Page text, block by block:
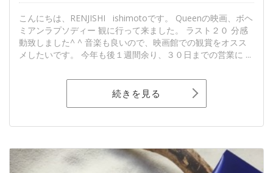
こんにちは、RENJISHI ishimotoです。 Queenの映画、ボヘ
ミアンラプソディー 観に行って来ました。 ラスト２０ 分感
動致しました^ ^ 音楽も良いので、映画館での観賞をオスス
メしたいです。 今年も後１週間余り、３０日までの営業に ...
続きを見る